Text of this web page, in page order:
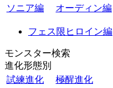
ソニア編
オーディン編
フェス限ヒロイン編
モンスター検索
進化形態別
試練進化
極醒進化